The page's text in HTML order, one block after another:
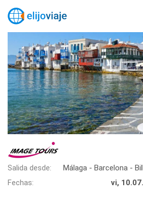
Salida desde:
Málaga - Barcelona -
Fechas:
vi,